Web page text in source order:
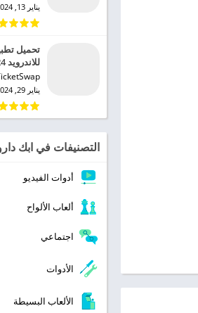
يناير 13, 2024
للاندرويد 2024
يناير 29, 2024
التصنيفات في ابك
أدوات الفيديو
ألعاب الألواح
اجتماعي
الأدوات
الألعاب البسيطة